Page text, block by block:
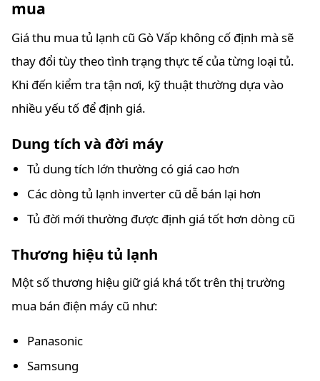
mua
Giá thu mua tủ lạnh cũ Gò Vấp không cố định mà sẽ
thay đổi tùy theo tình trạng thực tế của từng loại tủ.
Khi đến kiểm tra tận nơi, kỹ thuật thường dựa vào
nhiều yếu tố để định giá.
Dung tích và đời máy
Tủ dung tích lớn thường có giá cao hơn
Các dòng tủ lạnh inverter cũ dễ bán lại hơn
Tủ đời mới thường được định giá tốt hơn dòng cũ
Thương hiệu tủ lạnh
Một số thương hiệu giữ giá khá tốt trên thị trường
mua bán điện máy cũ như:
Panasonic
Samsung